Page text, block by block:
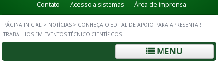
Contato Acesso a sistemas Área de imprensa
PÁGINA INICIAL > NOTÍCIAS > CONHEÇA O EDITAL DE APOIO PARA APRESENTAR
TRABALHOS EM EVENTOS TÉCNICO-CIENTÍFICOS
MENU